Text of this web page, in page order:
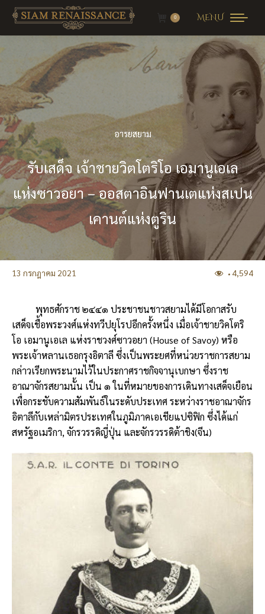
MENU
0
อารยสยาม
รับเสด็จ เจ้าชายวิตโตริโอ เอมานูเอเล
แห่งซาวอยา – ออสตาอินฟานเตแห่งสเปน
เคานต์แห่งตูริน
พุทธศักราช ๒๔๔๑ ประชาชนชาวสยามได้มีโอกาสรับ
เสด็จเชื้อพระวงศ์แห่งทวีปยุโรปอีกครั้งหนึ่ง เมื่อเจ้าชายวิคโตริ
โอ เอมานูเอเล แห่งราชวงศ์ซาวอยา (House of Savoy) หรือ
พระเจ้าหลานเธอกรุงอิตาลี ซึ่งเป็นพระยศที่หน่วยราชการสยาม
กล่าวเรียกพระนามไว้ในประกาศราชกิจจานุเบกษา ซึ่งราช
อาณาจักรสยามนั้น เป็น ๑ ในที่หมายของการเดินทางเสด็จเยือน
เพื่อกระชับความสัมพันธ์ในระดับประเทศ ระหว่างราชอาณาจักร
อิตาลีกับเหล่ามิตรประเทศในภูมิภาคเอเชียแปซิฟิก ซึ่งได้แก่
สหรัฐอเมริกา, จักรวรรดิญี่ปุ่น และจักรวรรดิต้าชิง(จีน)
4,594
13 กรกฎาคม 2021